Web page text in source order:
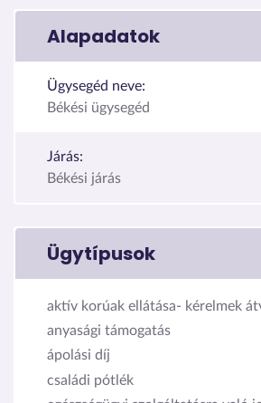
Alapadatok
Ügysegéd neve:
Békési ügysegéd
Járás:
Békési járás
Ügytípusok
aktív korúak ellátása- kérelmek
anyasági támogatás
ápolási díj
családi pótlék